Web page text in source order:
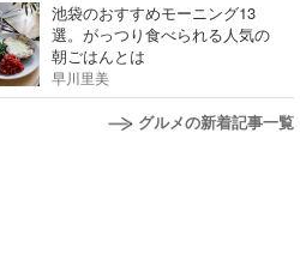
池袋のおすすめモーニング13
選。がっつり食べられる人気の
朝ごはんとは
早川里美
グルメの新着記事一覧